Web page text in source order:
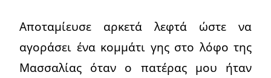
Αποταμίευσε αρκετά λεφτά ώστε να
αγοράσει ένα κομμάτι γης στο λόφο της
Μασσαλίας όταν ο πατέρας μου ήταν